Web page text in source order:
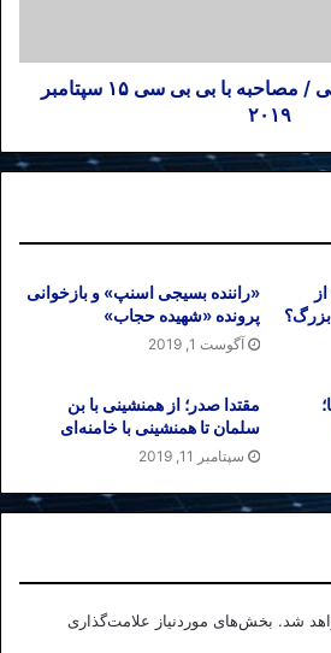
۳۵ کوادریلیون (هر کوادریلیون برابر
زیمبابوه برابر با ارزش
بود و این یعنی یک دلار
آمریکا=۳۵,۰۰۰,۰۰۰,۰۰۰,۰۰۰,۰۰۰ دلار
اقتصاد نتیجه تحریم هایی
اعمال شده بود و موگابه خود
مبدل شده بود که در
با عنوان «مقابله بحران
رئیس‌جمهور زیمبابوه در
که به افتخار رهبران
شده‌ بود، دعوت به
میهمانی که از او دعوت نشد
رییس دولت وقت ایران
به ایتالیا تنها سفر او
موگابه برخورد شد.)
سرنگونی پهباد امریکایی / مصاحبه با بی بی سی ۱۵ سپتامبر
۲۰۱۹
«راننده بسیجی اسنپ» و بازخوانی
پرونده «شهیده حجاب»
آگوست 1, 2019
مقتدا صدر؛ از همنشینی با بن
سلمان تا همنشینی با خامنه‌ای
سپتامبر 11, 2019
شد. بخش‌های موردنیاز علامت‌گذاری